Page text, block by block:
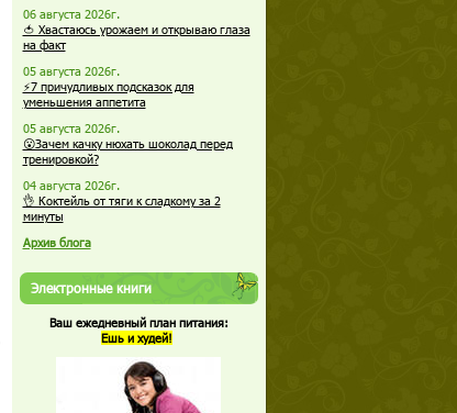
06 августа 2026г.
🍅 Хвастаюсь урожаем и открываю глаза
на факт
05 августа 2026г.
⚡7 причудливых подсказок для
уменьшения аппетита
05 августа 2026г.
😮Зачем качку нюхать шоколад перед
тренировкой?
04 августа 2026г.
👌 Коктейль от тяги к сладкому за 2
минуты
Архив блога
Электронные книги
Ваш ежедневный план питания:
Ешь и худей!